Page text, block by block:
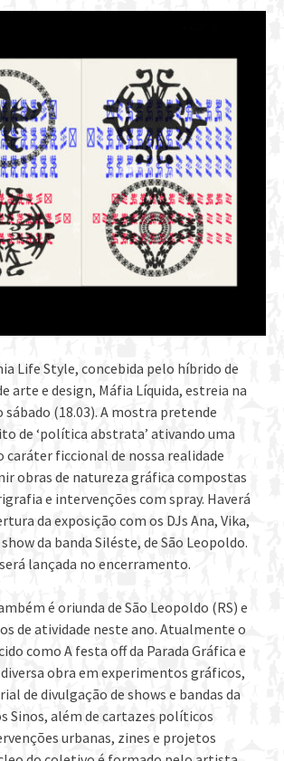
Life Style, concebida pelo híbrido de
arte e design, Máfia Líquida, estreia na
sábado (18.03). A mostra pretende
de ‘política abstrata’ ativando uma
caráter ficcional de nossa realidade
obras de natureza gráfica compostas
e intervenções com spray. Haverá
da exposição com os DJs Ana, Vika,
da banda Siléste, de São Leopoldo.
lançada no encerramento.
é oriunda de São Leopoldo (RS) e
de atividade neste ano. Atualmente o
como A festa off da Parada Gráfica e
obra em experimentos gráficos,
de divulgação de shows e bandas da
Sinos, além de cartazes políticos
urbanas, zines e projetos